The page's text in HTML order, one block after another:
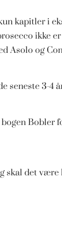
kapitler i
ikke
Asolo og
seneste 3-4
Bobler
skal det